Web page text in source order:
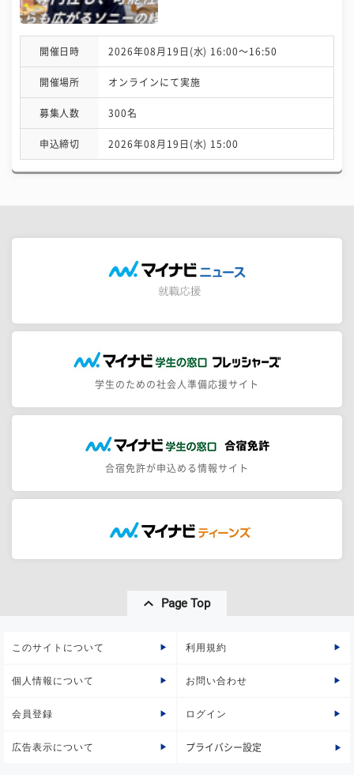
開催日時 2026年08月19日(水) 16:00〜16:50
開催場所 オンラインにて実施
募集人数 300名
申込締切 2026年08月19日(水) 15:00
学生のための社会人準備応援サイト
合宿免許が申込める情報サイト
Page Top
このサイトについて 利用規約
個人情報について お問い合わせ
会員登録 ログイン
広告表示について プライバシー設定